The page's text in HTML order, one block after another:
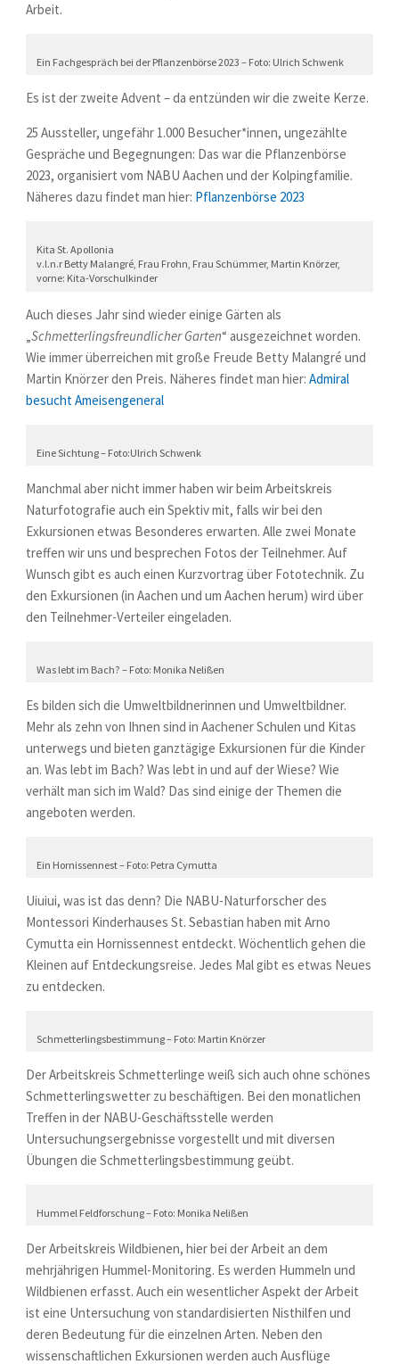
Arbeit.
Ein Fachgespräch bei der Pflanzenbörse 2023 – Foto: Ulrich Schwenk
Es ist der zweite Advent – da entzünden wir die zweite Kerze.
25 Aussteller, ungefähr 1.000 Besucher*innen, ungezählte
Gespräche und Begegnungen: Das war die Pflanzenbörse
2023, organisiert vom NABU Aachen und der Kolpingfamilie.
Näheres dazu findet man hier: Pflanzenbörse 2023
Kita St. Apollonia
v.l.n.r Betty Malangré, Frau Frohn, Frau Schümmer, Martin Knörzer,
vorne: Kita-Vorschulkinder
Auch dieses Jahr sind wieder einige Gärten als
Schmetterlingsfreundlicher Garten“ ausgezeichnet worden.
Wie immer überreichen mit große Freude Betty Malangré und
Martin Knörzer den Preis. Näheres findet man hier: Admiral
besucht Ameisengeneral
Eine Sichtung – Foto:Ulrich Schwenk
Manchmal aber nicht immer haben wir beim Arbeitskreis
Naturfotografie auch ein Spektiv mit, falls wir bei den
Exkursionen etwas Besonderes erwarten. Alle zwei Monate
treffen wir uns und besprechen Fotos der Teilnehmer. Auf
Wunsch gibt es auch einen Kurzvortrag über Fototechnik. Zu
den Exkursionen (in Aachen und um Aachen herum) wird über
den Teilnehmer-Verteiler eingeladen.
Was lebt im Bach? – Foto: Monika Nelißen
Es bilden sich die Umweltbildnerinnen und Umweltbildner.
Mehr als zehn von Ihnen sind in Aachener Schulen und Kitas
unterwegs und bieten ganztägige Exkursionen für die Kinder
an. Was lebt im Bach? Was lebt in und auf der Wiese? Wie
verhält man sich im Wald? Das sind einige der Themen die
angeboten werden.
Ein Hornissennest – Foto: Petra Cymutta
Uiuiui, was ist das denn? Die NABU-Naturforscher des
Montessori Kinderhauses St. Sebastian haben mit Arno
Cymutta ein Hornissennest entdeckt. Wöchentlich gehen die
Kleinen auf Entdeckungsreise. Jedes Mal gibt es etwas Neues
zu entdecken.
Schmetterlingsbestimmung – Foto: Martin Knörzer
Der Arbeitskreis Schmetterlinge weiß sich auch ohne schönes
Schmetterlingswetter zu beschäftigen. Bei den monatlichen
Treffen in der NABU-Geschäftsstelle werden
Untersuchungsergebnisse vorgestellt und mit diversen
Übungen die Schmetterlingsbestimmung geübt.
Hummel Feldforschung – Foto: Monika Nelißen
Der Arbeitskreis Wildbienen, hier bei der Arbeit an dem
mehrjährigen Hummel-Monitoring. Es werden Hummeln und
Wildbienen erfasst. Auch ein wesentlicher Aspekt der Arbeit
ist eine Untersuchung von standardisierten Nisthilfen und
deren Bedeutung für die einzelnen Arten. Neben den
wissenschaftlichen Exkursionen werden auch Ausflüge